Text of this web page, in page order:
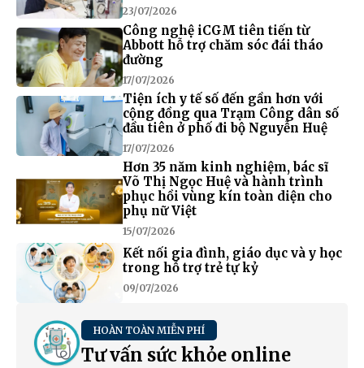
23/07/2026
Công nghệ iCGM tiên tiến từ
Abbott hỗ trợ chăm sóc đái tháo
đường
17/07/2026
Tiện ích y tế số đến gần hơn với
cộng đồng qua Trạm Công dân số
đầu tiên ở phố đi bộ Nguyễn Huệ
17/07/2026
Hơn 35 năm kinh nghiệm, bác sĩ
Võ Thị Ngọc Huệ và hành trình
phục hồi vùng kín toàn diện cho
phụ nữ Việt
15/07/2026
Kết nối gia đình, giáo dục và y học
trong hỗ trợ trẻ tự kỷ
09/07/2026
HOÀN TOÀN MIỄN PHÍ
Tư vấn sức khỏe online